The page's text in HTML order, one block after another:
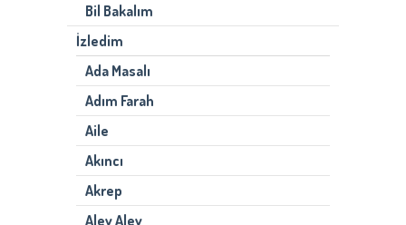
Bil Bakalım
İzledim
Ada Masalı
Adım Farah
Aile
Akıncı
Akrep
Alev Alev